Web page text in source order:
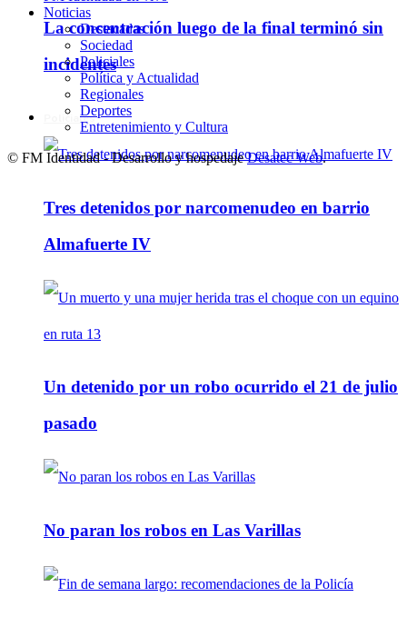
La concentración luego de la final terminó sin
incidentes
Policiales
Tres detenidos por narcomenudeo en barrio
Almafuerte IV
Un detenido por un robo ocurrido el 21 de julio
pasado
No paran los robos en Las Varillas
Noticias
Destacadas
Sociedad
Policiales
Política y Actualidad
Regionales
Deportes
Entretenimiento y Cultura
© FM Identidad - Desarrollo y hospedajeDesatec Web.